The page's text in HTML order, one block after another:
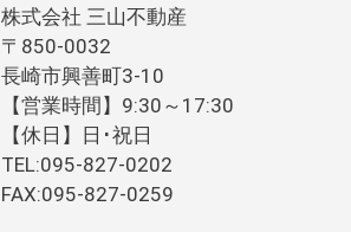
株式会社 三山不動産
〒850-0032
長崎市興善町3-10
【営業時間】9:30～17:30
【休日】日･祝日
TEL:095-827-0202
FAX:095-827-0259